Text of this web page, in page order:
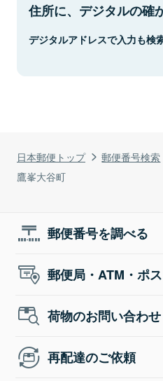
日本郵便トップ 郵便番号検索
鷹峯大谷町
住所に、デジタルの確
デジタルアドレスで入力も検
郵便番号を調べる
郵便局・ATM・ポ
荷物のお問い合わせ
再配達のご依頼